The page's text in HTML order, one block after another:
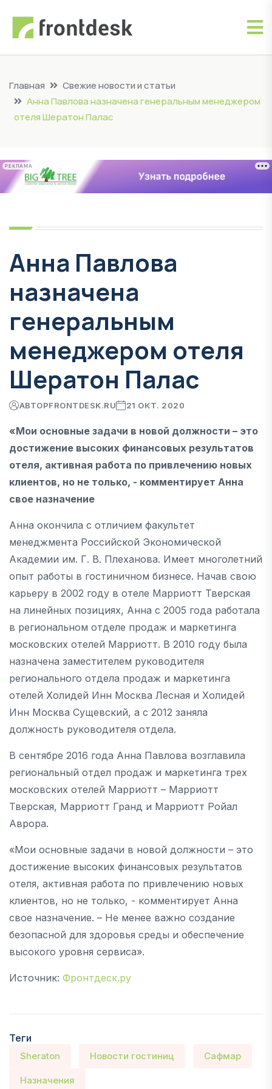
Главная
Свежие новости и статьи
Анна Павлова назначена генеральным менеджером
отеля Шератон Палас
РЕКЛАМА
Анна Павлова
назначена
генеральным
менеджером отеля
Шератон Палас
АВТОРFRONTDESK.RU 21 ОКТ. 2020
«Мои основные задачи в новой должности – это
достижение высоких финансовых результатов
отеля, активная работа по привлечению новых
клиентов, но не только, - комментирует Анна
свое назначение
Анна окончила с отличием факультет
менеджмента Российской Экономической
Академии им. Г. В. Плеханова. Имеет многолетний
опыт работы в гостиничном бизнесе. Начав свою
карьеру в 2002 году в отеле Марриотт Тверская
на линейных позициях, Анна с 2005 года работала
в региональном отделе продаж и маркетинга
московских отелей Марриотт. В 2010 году была
назначена заместителем руководителя
регионального отдела продаж и маркетинга
отелей Холидей Инн Москва Лесная и Холидей
Инн Москва Сущевский, а с 2012 заняла
должность руководителя отдела.
В сентябре 2016 года Анна Павлова возглавила
региональный отдел продаж и маркетинга трех
московских отелей Марриотт – Марриотт
Тверская, Марриотт Гранд и Марриотт Ройал
Аврора.
«Мои основные задачи в новой должности – это
достижение высоких финансовых результатов
отеля, активная работа по привлечению новых
клиентов, но не только, - комментирует Анна
свое назначение. – Не менее важно создание
безопасной для здоровья среды и обеспечение
высокого уровня сервиса».
Источник: Фронтдеск.ру
Теги
Sheraton Новости гостиниц Сафмар
Назначения